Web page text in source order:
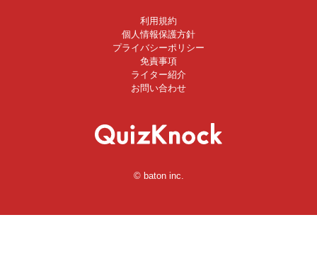
利用規約
個人情報保護方針
プライバシーポリシー
免責事項
ライター紹介
お問い合わせ
© baton inc.